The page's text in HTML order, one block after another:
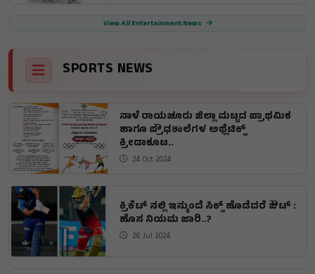
View All Entertainment News
SPORTS NEWS
ನಾಳೆ ರಾಯಚೂರು ಜಿಲ್ಲಾ ಮಟ್ಟದ ಪ್ರಾಥಮಿಕ
ಹಾಗೂ ಪ್ರೌಢಶಾಲೆಗಳ ಅಥ್ಲೆಟಿಕ್ಸ್
ಕ್ರೀಡಾಕೂಟ..
24 Oct 2024
ಕ್ರಿಕೆಟ್ ನಲ್ಲಿ ಇನ್ಮುಂದೆ ಸಿಕ್ಸ್ ಹೊಡೆದರೆ ಔಟ್ :
ಹೊಸ ನಿಯಮ ಜಾರಿ..?
26 Jul 2024